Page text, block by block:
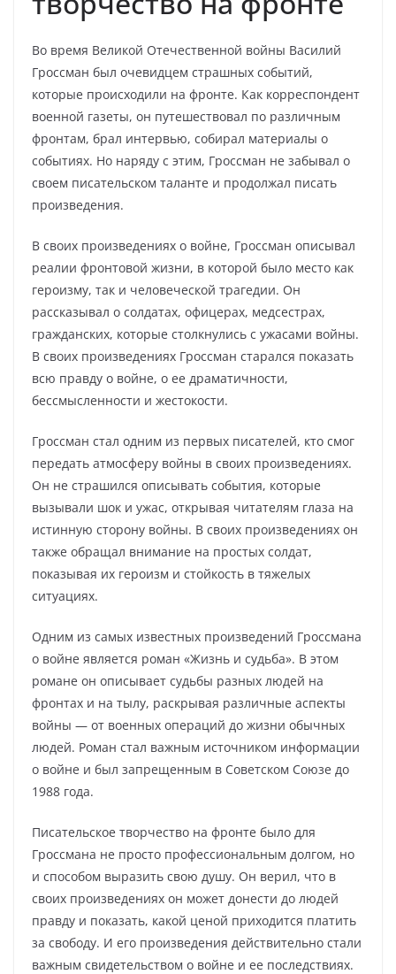
Во время Великой Отечественной войны Василий
Гроссман был очевидцем страшных событий,
которые происходили на фронте. Как корреспондент
военной газеты, он путешествовал по различным
фронтам, брал интервью, собирал материалы о
событиях. Но наряду с этим, Гроссман не забывал о
своем писательском таланте и продолжал писать
произведения.
В своих произведениях о войне, Гроссман описывал
реалии фронтовой жизни, в которой было место как
героизму, так и человеческой трагедии. Он
рассказывал о солдатах, офицерах, медсестрах,
гражданских, которые столкнулись с ужасами войны.
В своих произведениях Гроссман старался показать
всю правду о войне, о ее драматичности,
бессмысленности и жестокости.
Гроссман стал одним из первых писателей, кто смог
передать атмосферу войны в своих произведениях.
Он не страшился описывать события, которые
вызывали шок и ужас, открывая читателям глаза на
истинную сторону войны. В своих произведениях он
также обращал внимание на простых солдат,
показывая их героизм и стойкость в тяжелых
ситуациях.
Одним из самых известных произведений Гроссмана
о войне является роман «Жизнь и судьба». В этом
романе он описывает судьбы разных людей на
фронтах и на тылу, раскрывая различные аспекты
войны — от военных операций до жизни обычных
людей. Роман стал важным источником информации
о войне и был запрещенным в Советском Союзе до
1988 года.
Писательское творчество на фронте было для
Гроссмана не просто профессиональным долгом, но
и способом выразить свою душу. Он верил, что в
своих произведениях он может донести до людей
правду и показать, какой ценой приходится платить
за свободу. И его произведения действительно стали
важным свидетельством о войне и ее последствиях.